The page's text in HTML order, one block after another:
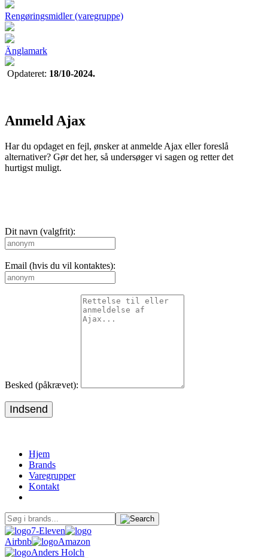
Rengøringsmidler (varegruppe)
Änglamark
Opdateret: 18/10-2024.
Anmeld Ajax
Har du opdaget en fejl, ønsker at anmelde Ajax eller foreslå
alternativer? Gør det her, så undersøger vi sagen og retter det
hurtigst muligt.
Dit navn (valgfrit):
Email (hvis du vil kontaktes):
Besked (påkrævet):
Indsend
Hjem
Brands
Varegrupper
Kontakt
7-Eleven
Airbnb
Amazon
Anders Holch